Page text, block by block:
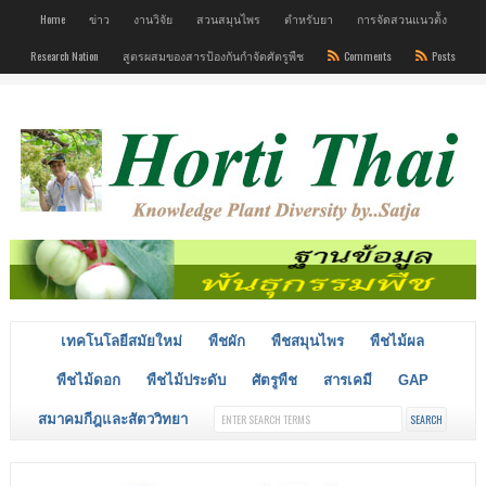
Home ข่าว งานวิจัย สวนสมุนไพร ตำหรับยา การจัดสวนแนวต้ัง
Research Nation สูตรผสมของสารป้องกันกำจัดศัตรูพืช Comments Posts
เทคโนโลยีสมัยใหม่ พืชผัก พืชสมุนไพร พืชไม้ผล
พืชไม้ดอก พืชไม้ประดับ ศัตรูพืช สารเคมี GAP
สมาคมกีฎและสัตววิทยา